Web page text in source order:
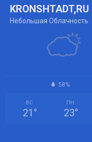
KRONSHTADT,RU
Небольшая Облачность
58%
ВС
21 °
ПН
23°